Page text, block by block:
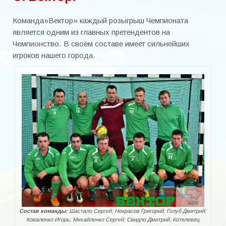
Чемпионат 2013
Чемпионат 2014
Чемпионат 2015
Чемпионат 2016
Чемпионат 2017
Чемпионат 2018
Чемпионат 2019
Чемпионат 2020
Кубок города
Кубок города 2000-2020
Команда»Вектор» каждый розыгрыш Чемпионата
является одним из главных претендентов на
Чемпионство. В своём составе имеет сильнейших
игроков нашего города.
Состав команды: Шастало Сергей; Некрасов Григорий; Голуб Дмитрий;
Коваленко Игорь; Михайленко Сергей; Свидло Дмитрий; Котелевец